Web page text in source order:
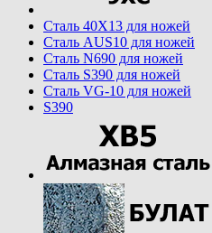
Cталь 40Х13 для ножей
Cталь AUS10 для ножей
Cталь N690 для ножей
Cталь S390 для ножей
Cталь VG-10 для ножей
S390